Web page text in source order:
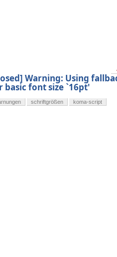
Warning: Using
basic font size `16pt'
schriftgrößen koma-script